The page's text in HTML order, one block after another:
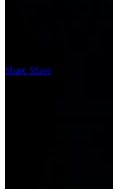
Die Veranstaltung fand
Deutschen
Share Share
Die